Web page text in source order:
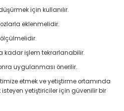
için kullanılır.
eklenmelidir.
kadar işlem tekrarlanabilir.
uygulanması önerilir.
etmek ve yetiştirme ortamında
yetiştiriciler için güvenilir bir